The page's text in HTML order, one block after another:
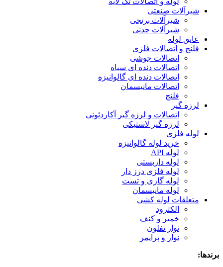
شیرآلات صنعتی
شیرآلات برنجی
شیرآلات چدنی
عایق لوله
فلنج و اتصالات فلزی
اتصالات جوشی
اتصالات دنده ای سیاه
اتصالات دنده ای گالوانیزه
اتصالات مانیسمان
فلنج
لرزه گیر
اتصالات و لرزه گیر آکاردئونی
لرزه گیر لاستیکی
لوله فلزی
خرید لوله گالوانیزه
لوله API
لوله داربستی
لوله فلزی درز دار
لوله گازی و تست
لوله مانیسمان
متعلقات لوله کشی
الکترود
خمیر و کنف
نوار تفلون
نوار و پرایمر
برندها: